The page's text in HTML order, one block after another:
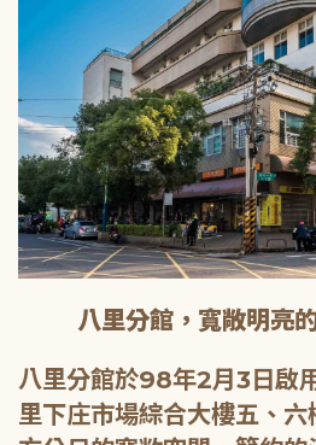
八里分館，寬敞明亮
八里分館於98年2月3日啟
里下庄市場綜合大樓五、